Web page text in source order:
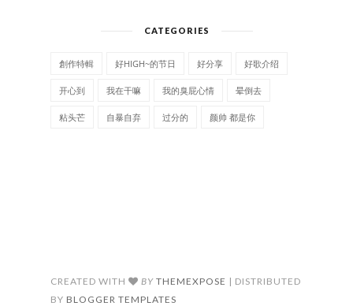
CATEGORIES
創作特輯 好HIGH~的节日 好分享 好歌介绍
开心到 我在干嘛 我的臭屁心情 晕倒去
粘头芒 自暴自弃 过分的 颜帅 都是你
CREATED WITH BY THEMEXPOSE | DISTRIBUTED
BY BLOGGER TEMPLATES